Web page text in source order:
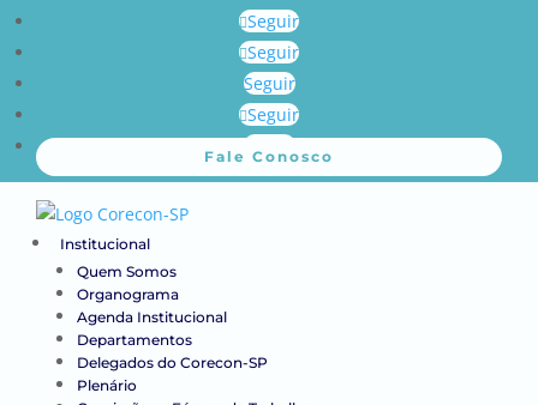
Seguir
Seguir
Seguir
Seguir
Seguir
Fale Conosco
Institucional
Quem Somos
Organograma
Agenda Institucional
Departamentos
Delegados do Corecon-SP
Plenário